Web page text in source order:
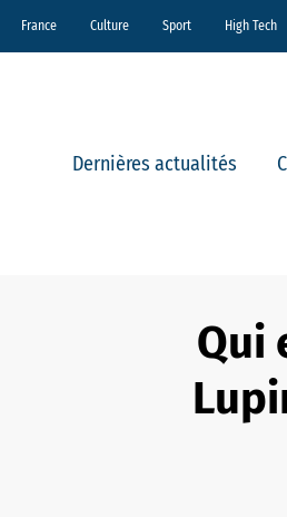
France Culture Sport High Tech
Dernières actualités
Qui